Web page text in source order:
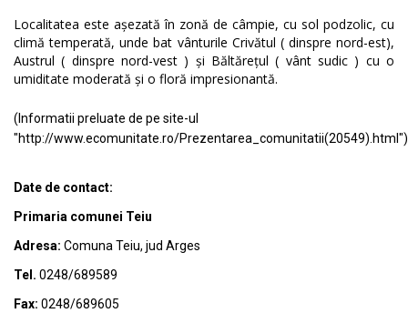
Localitatea este așezată în zonă de câmpie, cu sol podzolic, cu
climă temperată, unde bat vânturile Crivătul ( dinspre nord-est),
Austrul ( dinspre nord-vest ) și Băltărețul ( vânt sudic ) cu o
umiditate moderată și o floră impresionantă.
(Informatii preluate de pe site-ul
"http://www.ecomunitate.ro/Prezentarea_comunitatii(20549).html")
Date de contact:
Primaria comunei Teiu
Adresa: Comuna Teiu, jud Arges
Tel. 0248/689589
Fax: 0248/689605